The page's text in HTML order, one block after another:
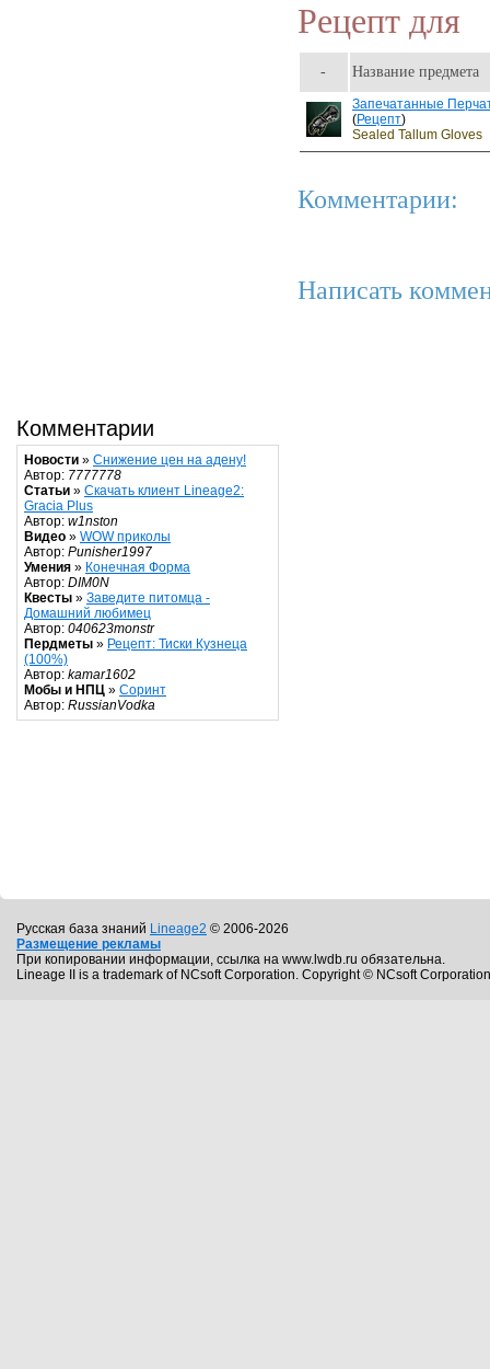
Комментарии
Новости » Снижение цен на адену!
Автор: 7777778
Статьи » Скачать клиент Lineage2:
Gracia Plus
Автор: w1nston
Видео » WOW приколы
Автор: Punisher1997
Умения » Конечная Форма
Автор: DIM0N
Квесты » Заведите питомца -
Домашний любимец
Автор: 040623monstr
Пердметы » Рецепт: Тиски Кузнеца
(100%)
Автор: kamar1602
Мобы и НПЦ » Соринт
Автор: RussianVodka
Рецепт для
- Название предмета
Запечатанные
(Рецепт)
Sealed Tallum Gloves
Комментарии:
Написать
Русская база знаний Lineage2 © 2006-2026
Размещение рекламы
При копировании информации, ссылка на www.lwdb.ru обязательна.
Lineage II is a trademark of NCsoft Corporation. Copyright © NCsoft